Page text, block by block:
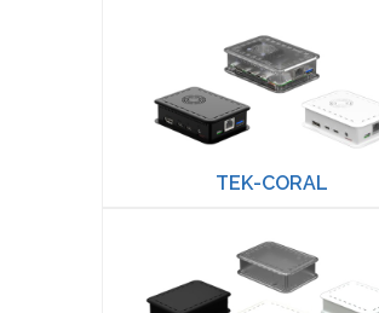
TEK-CORAL